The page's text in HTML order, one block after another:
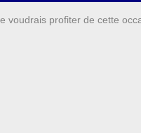
voudrais profiter de cette